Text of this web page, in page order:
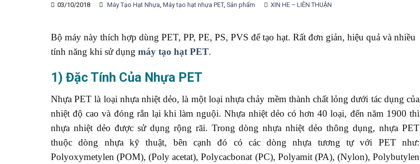
03/10/2018 Máy Tạo Hạt Nhựa Máy tạo hạt nhựa PET, Sản phẩm XIN HE – LIÊN THUẬN
Bộ máy này thích hợp dùng PET, PP, PE, PS, PVS để tạo hạt. Rất đơn giản, hiệu quả và nhiều
tính năng khi sử dụng máy tạo hạt PET.
1) Đặc Tính Của Nhựa PET
Nhựa PET là loại nhựa nhiệt dẻo, là một loại nhựa chảy mềm thành chất lỏng dưới tác dụng của
nhiệt độ cao và đóng rắn lại khi làm nguội. Nhựa nhiệt dẻo có hơn 40 loại, đến năm 1900 thì
nhựa nhiệt dẻo được sử dụng rộng rãi. Trong dòng nhựa nhiệt dẻo thông dụng, nhựa PET
thuộc dòng nhựa kỹ thuật, bên cạnh đó có các dòng nhựa tương tự với PET như:
Polyoxymetylen (POM), (Poly acetat), Polycacbonat (PC), Polyamit (PA), (Nylon), Polybutylen